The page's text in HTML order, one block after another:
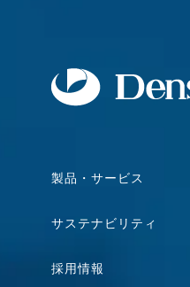
製品・サービス
サステナビリティ
採用情報